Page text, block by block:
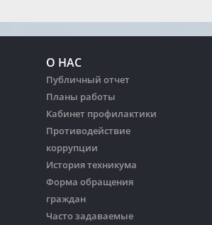
О НАС
Публичный отчет
Планы работы
Кабинет профилактики
Противодействие
коррупции
История техникума
Форма обращения
граждан
Часто задаваемые